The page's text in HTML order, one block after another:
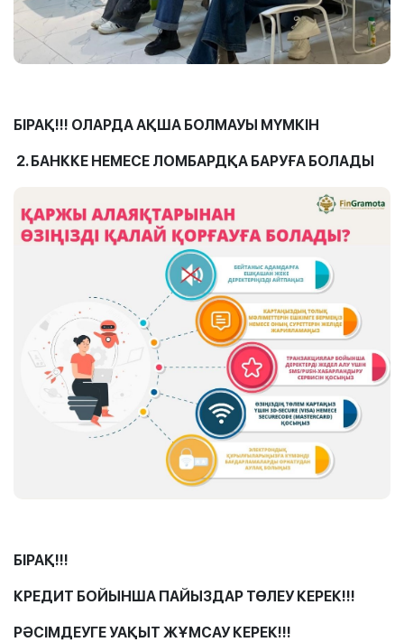
БІРАҚ!!! ОЛАРДА АҚША БОЛМАУЫ МҮМКІН
2. БАНККЕ НЕМЕСЕ ЛОМБАРДҚА БАРУҒА БОЛАДЫ
БІРАҚ!!!
КРЕДИТ БОЙЫНША ПАЙЫЗДАР ТӨЛЕУ КЕРЕК!!!
РӘСІМДЕУГЕ УАҚЫТ ЖҰМСАУ КЕРЕК!!!